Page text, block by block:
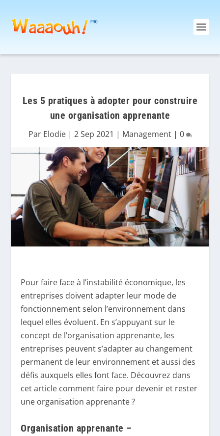
Les 5 pratiques à adopter pour construire
une organisation apprenante
Par Elodie| 2 Sep 2021 | Management| 0
Pour faire face à l’instabilité économique, les
entreprises doivent adapter leur mode de
fonctionnement selon l’environnement dans
lequel elles évoluent. En s’appuyant sur le
concept de l’organisation apprenante, les
entreprises peuvent s’adapter au changement
permanent de leur environnement et aussi des
défis auxquels elles font face. Découvrez dans
cet article comment faire pour devenir et rester
une organisation apprenante ?
Organisation apprenante –